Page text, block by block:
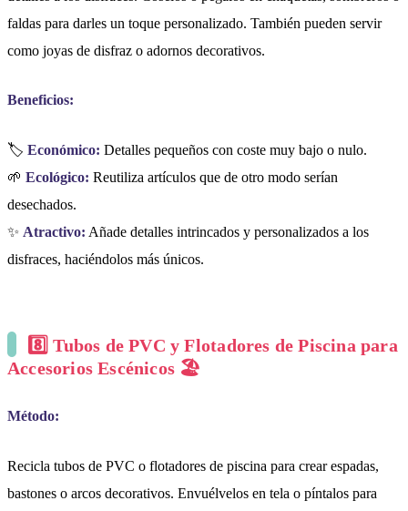
faldas para darles un toque personalizado. También pueden servir
como joyas de disfraz o adornos decorativos.
Beneficios:
🏷️ Económico: Detalles pequeños con coste muy bajo o nulo.
🌱 Ecológico: Reutiliza artículos que de otro modo serían
desechados.
✨ Atractivo: Añade detalles intrincados y personalizados a los
disfraces, haciéndolos más únicos.
8️⃣ Tubos de PVC y Flotadores de Piscina para
Accesorios Escénicos 🏖️
Método:
Recicla tubos de PVC o flotadores de piscina para crear espadas,
bastones o arcos decorativos. Envuélvelos en tela o píntalos para